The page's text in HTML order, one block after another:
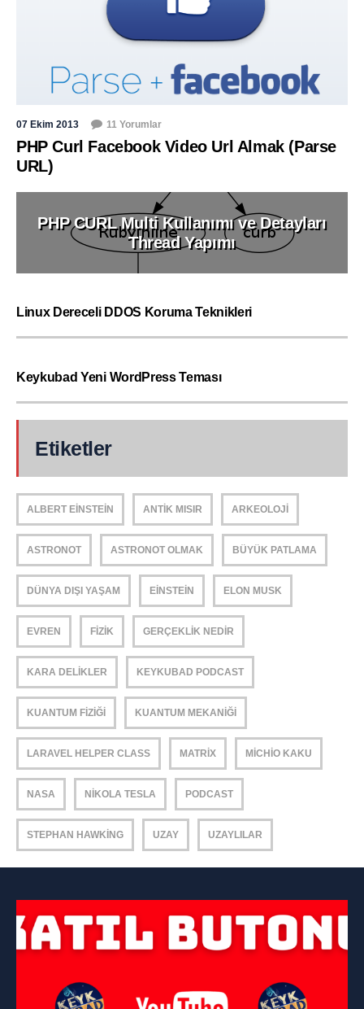
07 Ekim 2013 11 Yorumlar
PHP Curl Facebook Video Url Almak (Parse
URL)
PHP CURL Multi Kullanımı ve Detayları
Thread Yapımı
Linux Dereceli DDOS Koruma Teknikleri
Keykubad Yeni WordPress Teması
Etiketler
ALBERT EINSTEIN ANTIK MISIR ARKEOLOJI
ASTRONOT ASTRONOT OLMAK BÜYÜK PATLAMA
DÜNYA DIŞI YAŞAM EINSTEIN ELON MUSK
EVREN FIZIK GERÇEKLIK NEDIR
KARA DELIKLER KEYKUBAD PODCAST
KUANTUM FIZIĞI KUANTUM MEKANIĞI
LARAVEL HELPER CLASS MATRIX MICHIO KAKU
NASA NIKOLA TESLA PODCAST
STEPHAN HAWKING UZAY UZAYLILAR